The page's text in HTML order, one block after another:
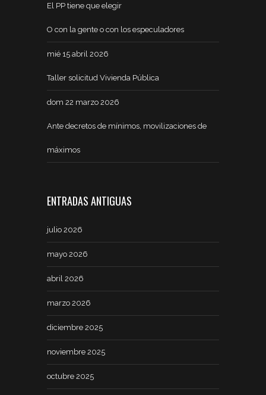
El PP tiene que elegir
O con la gente o con los especuladores
mié 15 abril 2026
Taller solicitud Vivienda Pública
dom 22 marzo 2026
Ante decretos de mínimos, movilizaciones de
máximos
ENTRADAS ANTIGUAS
julio 2026
mayo 2026
abril 2026
marzo 2026
diciembre 2025
noviembre 2025
octubre 2025